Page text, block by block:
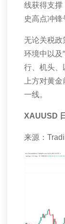
线获得支撑
史高点冲锋
无论关税政
环境中以及
行、机头、
上方对黄
一线。
XAUUSD
来源：